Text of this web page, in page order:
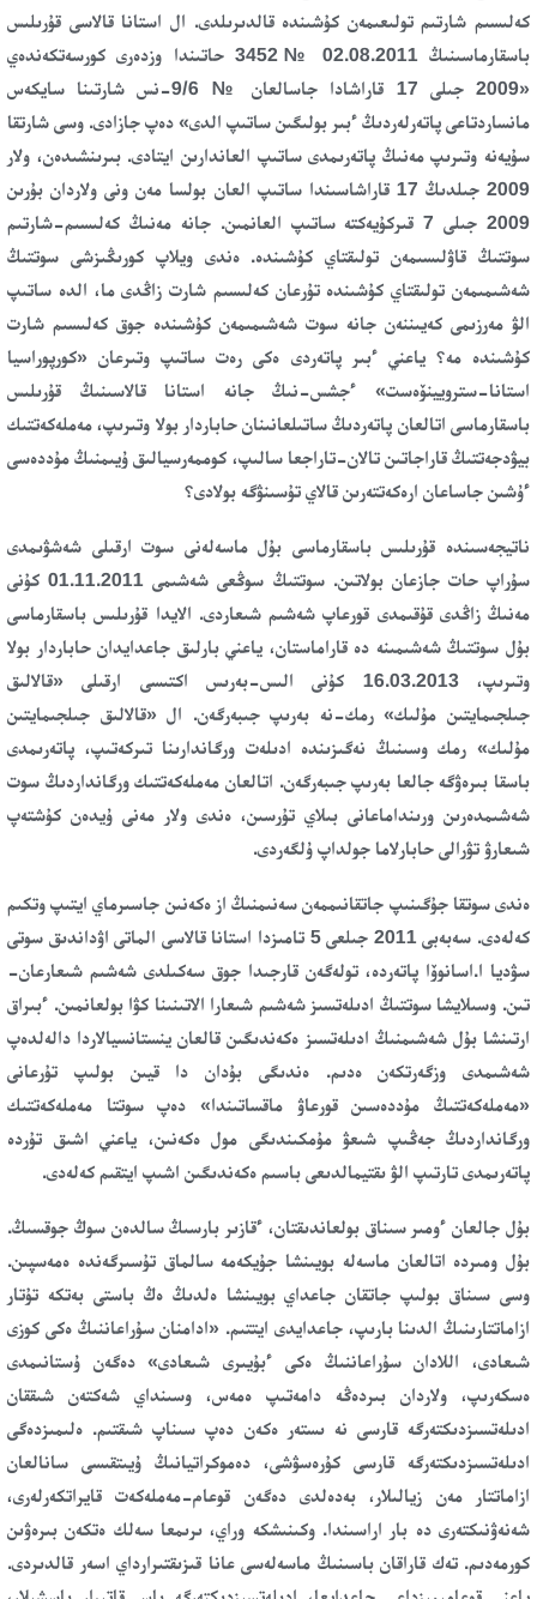
كەلىسىم شارتىم تولىعىمەن كۇشىندە قالدىرىلدى. ال استانا قالاسى قۇرىلىس
باسقارماسىنىڭ 02.08.2011 №3452 حاتىندا وزدەرى كورسەتكەندەي
«2009 جىلى 17 قاراشادا جاسالعان № 9/6-نس شارتىنا سايكەس
مانساردتاعى پاتەرلەردىڭ ءبىر بولىگىن ساتىپ الدى» دەپ جازادى. وسى شارتقا
سۇيەنە وتىرىپ مەنىڭ پاتەرىمدى ساتىپ العاندارىن ايتادى. بىرىنشىدەن، ولار
2009 جىلدىڭ 17 قاراشاسىندا ساتىپ العان بولسا مەن ونى ولاردان بۇرىن
2009 جىلى 7 قىركۇيەكتە ساتىپ العانمىن. جانە مەنىڭ كەلىسىم-شارتىم
سوتتىڭ قاۋلىسىمەن تولىقتاي كۇشىندە. ەندى ويلاپ كورىڭىزشى سوتتىڭ
شەشىمىمەن تولىقتاي كۇشىندە تۇرعان كەلىسىم شارت زاڭدى ما، الدە ساتىپ
الۋ مەرزىمى كەيىننەن جانە سوت شەشىمىمەن كۇشىندە جوق كەلىسىم شارت
كۇشىندە مە؟ ياعني ءبىر پاتەردى ەكى رەت ساتىپ وتىرعان «كورپوراسيا
استانا-سترويينۆەست» ءجشس-نىڭ جانە استانا قالاسىنىڭ قۇرىلىس
باسقارماسى اتالعان پاتەردىڭ ساتىلعانىنان حاباردار بولا وتىرىپ، مەملەكەتتىك
بيۋدجەتتىڭ قاراجاتىن تالان-تاراجعا سالىپ، كوممەرسيالىق ۇيىمنىڭ مۇددەسى
ءۇشىن جاساعان ارەكەتتەرىن قالاي تۇسىنۋگە بولادى؟
ناتيجەسىندە قۇرىلىس باسقارماسى بۇل ماسەلەنى سوت ارقىلى شەشۋىمدى
سۇراپ حات جازعان بولاتىن. سوتتىڭ سوڭعى شەشىمى 01.11.2011 كۇنى
مەنىڭ زاڭدى قۇقىمدى قورعاپ شەشىم شىعاردى. الايدا قۇرىلىس باسقارماسى
بۇل سوتتىڭ شەشىمىنە دە قاراماستان، ياعني بارلىق جاعدايدان حاباردار بولا
وتىرىپ، 16.03.2013 كۇنى الىس-بەرىس اكتىسى ارقىلى «قالالىق
جىلجىمايتىن مۇلىك» رمك-نە بەرىپ جىبەرگەن. ال «قالالىق جىلجىمايتىن
مۇلىك» رمك وسىنىڭ نەگىزىندە ادىلەت ورگاندارىنا تىركەتىپ، پاتەرىمدى
باسقا بىرەۋگە جالعا بەرىپ جىبەرگەن. اتالعان مەملەكەتتىك ورگانداردىڭ سوت
شەشىمدەرىن ورىنداماعانى بىلاي تۇرسىن، ەندى ولار مەنى ۇيدەن كۇشتەپ
شىعارۋ تۋرالى حابارلاما جولداپ ۇلگەردى.
ەندى سوتقا جۇگىنىپ جاتقانىممەن سەنىمنىڭ از ەكەنىن جاسىرماي ايتىپ وتكىم
كەلەدى. سەبەبى 2011 جىلعى 5 تامىزدا استانا قالاسى الماتى اۋداندىق سوتى
سۋديا ا.اسانوۆا پاتەردە، تولەگەن قارجىدا جوق سەكىلدى شەشىم شىعارعان-
تىن. وسىلايشا سوتتىڭ ادىلەتسىز شەشىم شىعارا الاتىنىنا كۋا بولعانمىن. ءبىراق
ارتىنشا بۇل شەشىمنىڭ ادىلەتسىز ەكەندىگىن قالعان ينستانسيالاردا دالەلدەپ
شەشىمدى وزگەرتكەن ەدىم. ەندىگى بۇدان دا قيىن بولىپ تۇرعانى
«مەملەكەتتىڭ مۇددەسىن قورعاۋ ماقساتىندا» دەپ سوتتا مەملەكەتتىك
ورگانداردىڭ جەڭىپ شىعۋ مۇمكىندىگى مول ەكەنىن، ياعني اشىق تۇردە
پاتەرىمدى تارتىپ الۋ ىقتيمالدىعى باسىم ەكەندىگىن اشىپ ايتقىم كەلەدى.
بۇل جالعان ءومىر سىناق بولعاندىقتان، ءقازىر بارسىڭ سالدەن سوڭ جوقسىڭ.
بۇل ومىردە اتالعان ماسەلە بويىنشا جۇيكەمە سالماق تۇسىرگەندە ەمەسپىن.
وسى سىناق بولىپ جاتقان جاعداي بويىنشا ەلدىڭ ەڭ باستى بەتكە تۇتار
ازاماتتارىنىڭ الدىنا بارىپ، جاعدايدى ايتتىم. «ادامنان سۇراعاننىڭ ەكى كوزى
شىعادى، اللادان سۇراعاننىڭ ەكى ءبۇيىرى شىعادى» دەگەن ۇستانىمدى
ەسكەرىپ، ولاردان بىردەڭە دامەتىپ ەمەس، وسىنداي شەكتەن شىققان
ادىلەتسىزدىكتەرگە قارسى نە ىستەر ەكەن دەپ سىناپ شىقتىم. ەلىمىزدەگى
ادىلەتسىزدىكتەرگە قارسى كۇرەسۋشى، دەموكراتيانىڭ ۇيىتقىسى سانالعان
ازاماتتار مەن زيالىلار، بەدەلدى دەگەن قوعام-مەملەكەت قايراتكەرلەرى،
شەنەۋنىكتەرى دە بار اراسىندا. وكىنىشكە وراي، ىرىمعا سەلك ەتكەن بىرەۋىن
كورمەدىم. تەك قاراقان باسىنىڭ ماسەلەسى عانا قىزىقتىرارداي اسەر قالدىردى.